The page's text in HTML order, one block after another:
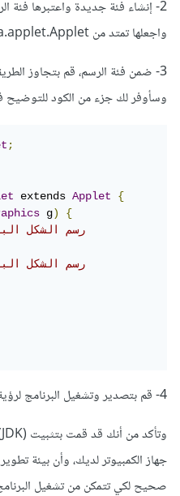
واجعلها تمتد من java.applet.Applet.
وسأوفر لك جزء من الكود للتوضيح
;
extends Applet
{
g)
{
// رسم الشكل
// رسم الشكل
4- قم بتصدير وتشغيل البرنامج لرؤية الشكل المطلوب.
صحيح لكي تتمكن من تشغيل